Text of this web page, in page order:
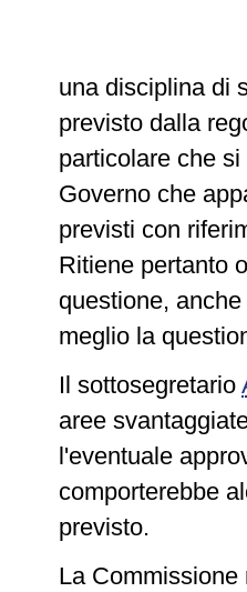
una disciplina di
previsto dalla
particolare che
Governo che
previsti con
Ritiene pertanto
questione,
meglio la
Il sottosegretario
aree
l'eventuale
comporterebbe
previsto.
La